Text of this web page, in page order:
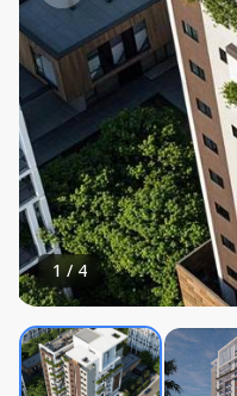
1 /4